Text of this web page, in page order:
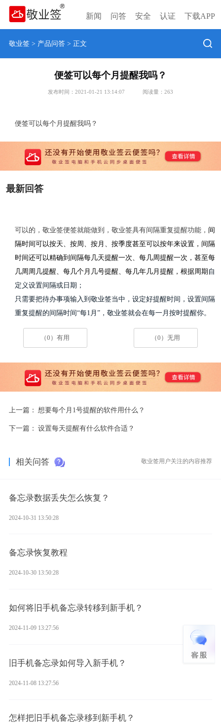
新闻 问答 安全 认证 下载APP
敬业签> 产品问答> 正文
便签可以每个月提醒我吗？
发布时间：2021-01-21 13:14:07 阅读量： 263
便签可以每个月提醒我吗？
最新回答
可以的，敬业签便签就能做到，敬业签具有间隔重复提醒功能， 间
隔时间可以按天、按周、按月、按季度甚至可以按年来设置， 间隔
时间还可以精确到 间隔每几天提醒一次、每几周提醒一次，甚至每
几周周几提醒、每几个月几号提醒、每几年几月提醒，根据周期自
定义设置间隔或日期 ；
只需要把待办事项输入到敬业签当中，设定好提醒时间，设置间隔
重复提醒的间隔时间“每1月”，敬业签就会在每一月按时提醒你。
（0）有用 （0）无用
上一篇： 想要每个月1号提醒的软件用什么？
下一篇： 设置每天提醒有什么软件合适？
相关问答 敬业签用户关注的内容推荐
备忘录数据丢失怎么恢复？
2024-10-31 13:50:28
备忘录恢复教程
2024-10-30 13:50:28
如何将旧手机备忘录转移到新手机？
2024-11-09 13:27:56
旧手机备忘录如何导入新手机？
2024-11-08 13:27:56
怎样把旧手机备忘录移到新手机？